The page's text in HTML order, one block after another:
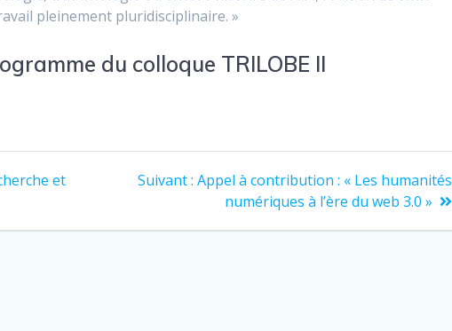
pleinement pluridisciplinaire. »
du colloque TRILOBE II
et
Suivant : Article
suivant
Appel à contribution : « Les humanités
numériques à l’ère du web 3.0 »